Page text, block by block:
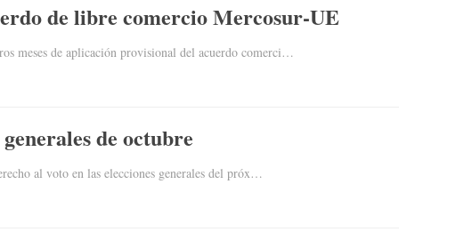
de libre comercio Mercosur-UE
meses de aplicación provisional del acuerdo comerci…
de octubre
al voto en las elecciones generales del próx…